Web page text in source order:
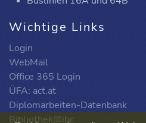
Wichtige Links
Login
WebMail
Office 365 Login
ÜFA: act.at
Diplomarbeiten-Datenbank
Bibliothek@ibc